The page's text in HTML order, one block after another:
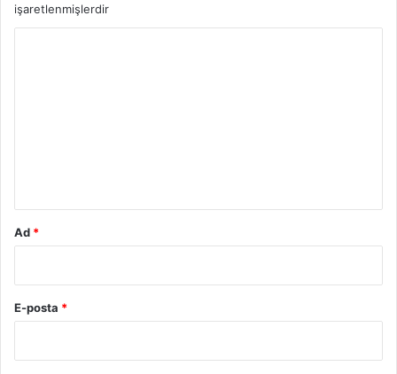
işaretlenmişlerdir
Ad *
E-posta *